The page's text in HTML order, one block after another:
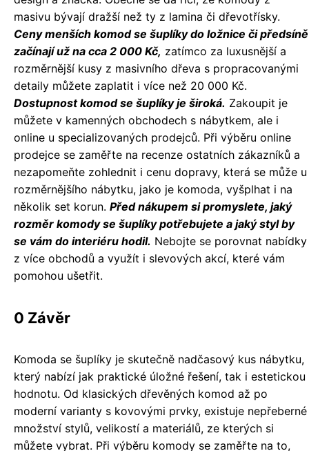
masivu bývají dražší než ty z lamina či dřevotřísky.
Ceny menších komod se šuplíky do ložnice či předsíně
začínají už na cca 2 000 Kč, zatímco za luxusnější a
rozměrnější kusy z masivního dřeva s propracovanými
detaily můžete zaplatit i více než 20 000 Kč.
Dostupnost komod se šuplíky je široká. Zakoupit je
můžete v kamenných obchodech s nábytkem, ale i
online u specializovaných prodejců. Při výběru online
prodejce se zaměřte na recenze ostatních zákazníků a
nezapomeňte zohlednit i cenu dopravy, která se může u
rozměrnějšího nábytku, jako je komoda, vyšplhat i na
několik set korun. Před nákupem si promyslete, jaký
rozměr komody se šuplíky potřebujete a jaký styl by
se vám do interiéru hodil. Nebojte se porovnat nabídky
z více obchodů a využít i slevových akcí, které vám
pomohou ušetřit.
0 Závěr
Komoda se šuplíky je skutečně nadčasový kus nábytku,
který nabízí jak praktické úložné řešení, tak i estetickou
hodnotu. Od klasických dřevěných komod až po
moderní varianty s kovovými prvky, existuje nepřeberné
množství stylů, velikostí a materiálů, ze kterých si
můžete vybrat. Při výběru komody se zaměřte na to,